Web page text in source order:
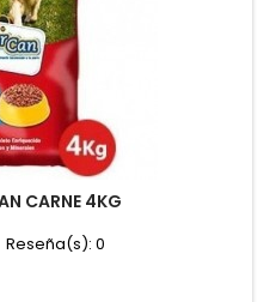
CARNE 4KG
Reseña(s): 0